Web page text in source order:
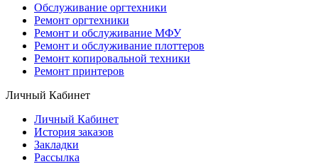
Обслуживание оргтехники
Ремонт оргтехники
Ремонт и обслуживание МФУ
Ремонт и обслуживание плоттеров
Ремонт копировальной техники
Ремонт принтеров
Личный Кабинет
Личный Кабинет
История заказов
Закладки
Рассылка